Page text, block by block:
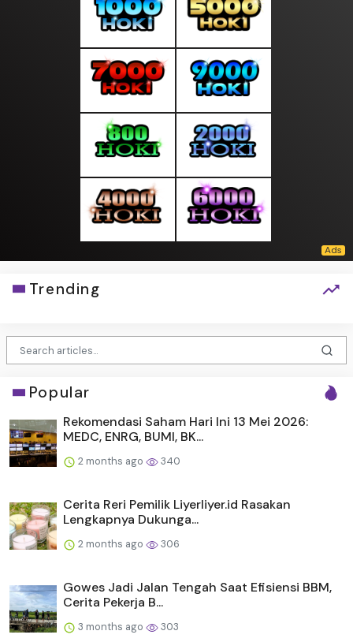
Trending
Popular
Rekomendasi Saham Hari Ini 13 Mei 2026:
MEDC, ENRG, BUMI, BK...
2 months ago 340
Cerita Reri Pemilik Liyerliyer.id Rasakan
Lengkapnya Dukunga...
2 months ago 306
Gowes Jadi Jalan Tengah Saat Efisiensi BBM,
Cerita Pekerja B...
3 months ago 303